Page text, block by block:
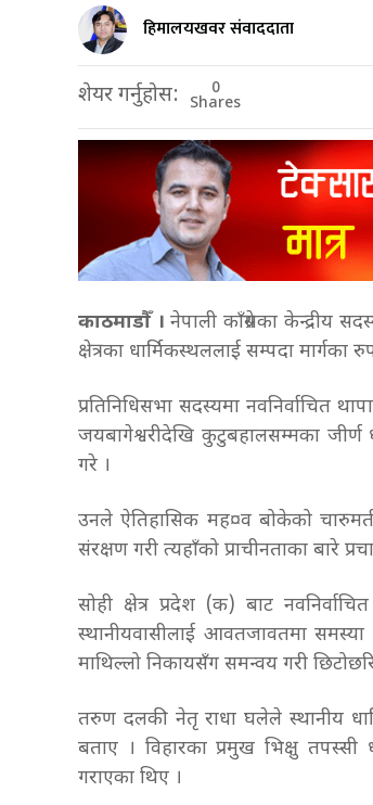
हिमालयखवर संवाददाता
शेयर गर्नुहोस: 0
Shares
काठमाडौँ ।नेपाली काँग्रेसका केन्द्रीय
क्षेत्रका धार्मिकस्थललाई सम्पदा मार्गका
प्रतिनिधिसभा सदस्यमा नवनिर्वाचित
जयबागेश्वरीदेखि कुटुबहालसम्मका जीर्ण
गरे ।
उनले ऐतिहासिक मह¤व बोकेको
संरक्षण गरी त्यहाँको प्राचीनताका बारे
सोही क्षेत्र प्रदेश (क) बाट
स्थानीयवासीलाई आवतजावतमा
माथिल्लो निकायसँग समन्वय गरी
तरुण दलकी नेतृ राधा घलेले स्थानीय
बताए । विहारका प्रमुख भिक्षु तपस्सी
गराएका थिए ।